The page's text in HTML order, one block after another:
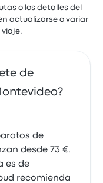
viajes!!
o los detalles del
actualizarse o variar
de
de
desde 73 €.
es de
recomienda